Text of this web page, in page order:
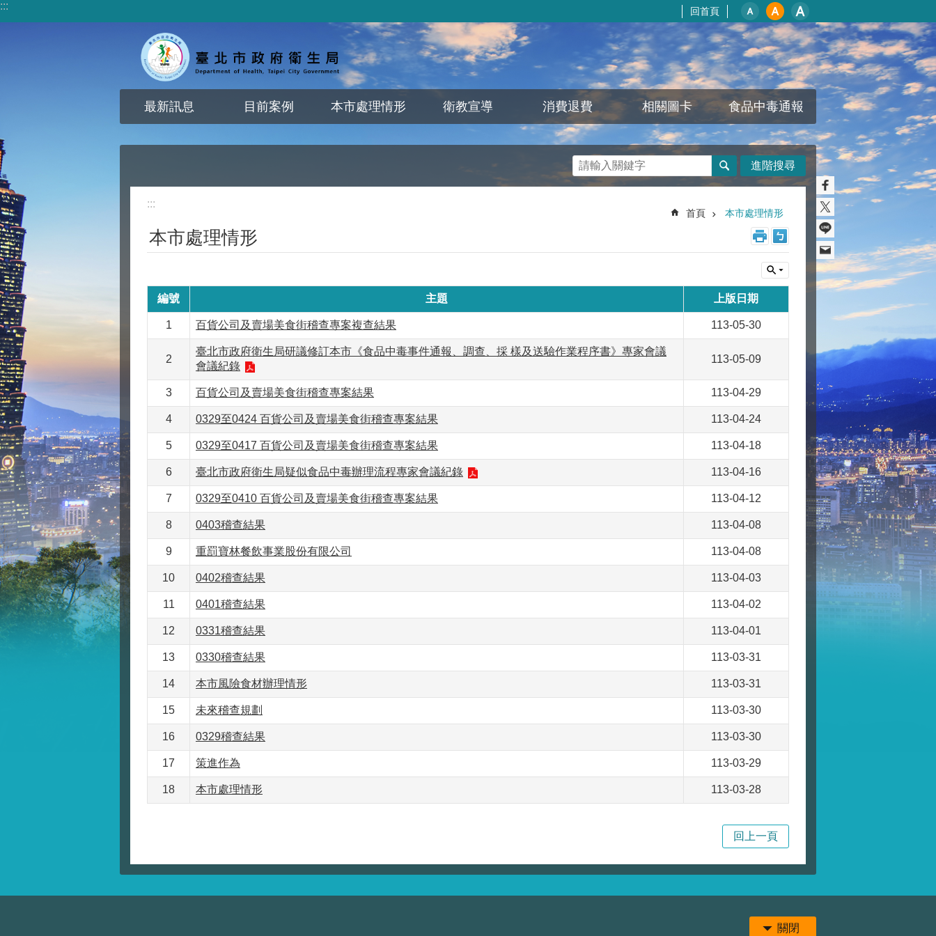
跳到主要內容區塊
::: 回首頁
最新訊息 目前案例 本市處理情形 衛教宣導 消費退費 相關圖卡 食品中毒通報
進階搜尋
:::
首頁 本市處理情形
本市處理情形
編號 主題 上版日期
1 百貨公司及賣場美食街稽查專案複查結果 113-05-30
2
臺北市政府衛生局研議修訂本市《食品中毒事件通報、調查、採 樣及送驗作業程序書》專家會議
會議紀錄
113-05-09
3 百貨公司及賣場美食街稽查專案結果 113-04-29
4 0329至0424 百貨公司及賣場美食街稽查專案結果 113-04-24
5 0329至0417 百貨公司及賣場美食街稽查專案結果 113-04-18
6 臺北市政府衛生局疑似食品中毒辦理流程專家會議紀錄 113-04-16
7 0329至0410 百貨公司及賣場美食街稽查專案結果 113-04-12
8 0403稽查結果 113-04-08
9 重罰寶林餐飲事業股份有限公司 113-04-08
10 0402稽查結果 113-04-03
11 0401稽查結果 113-04-02
12 0331稽查結果 113-04-01
13 0330稽查結果 113-03-31
14 本市風險食材辦理情形 113-03-31
15 未來稽查規劃 113-03-30
16 0329稽查結果 113-03-30
17 策進作為 113-03-29
18 本市處理情形 113-03-28
回上一頁
關閉